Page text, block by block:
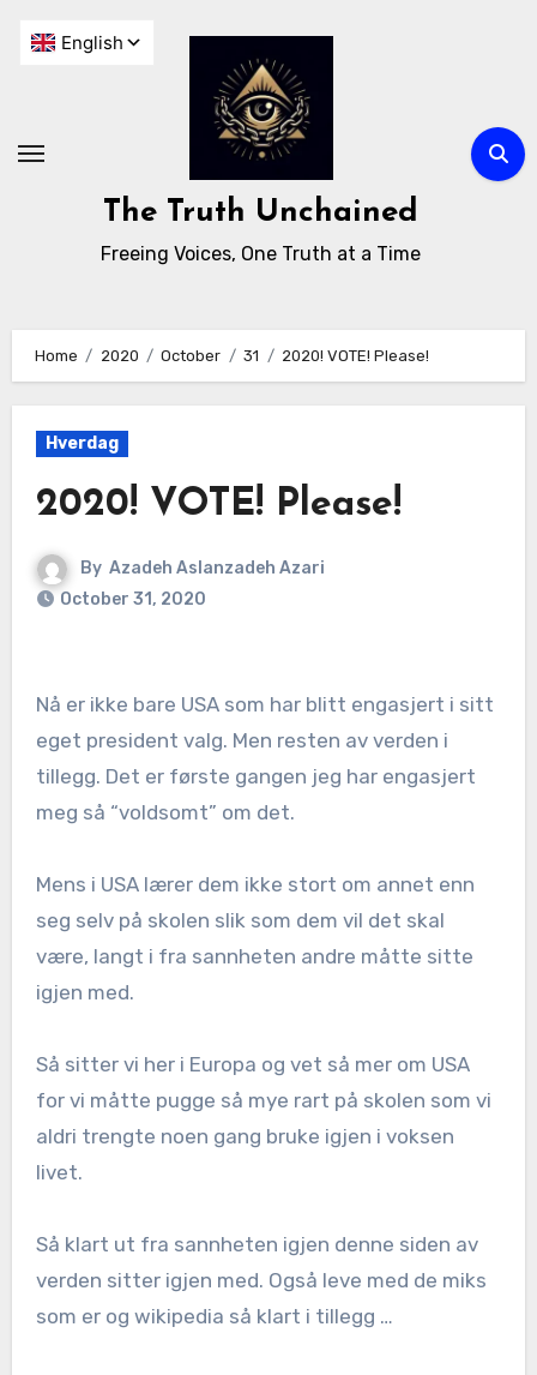
The Truth Unchained
Freeing Voices, One Truth at a Time
Home 2020 October 31 2020! VOTE! Please!
Hverdag
2020! VOTE! Please!
By Azadeh Aslanzadeh Azari
October 31, 2020
Nå er ikke bare USA som har blitt engasjert i sitt
eget president valg. Men resten av verden i
tillegg. Det er første gangen jeg har engasjert
meg så “voldsomt” om det.
Mens i USA lærer dem ikke stort om annet enn
seg selv på skolen slik som dem vil det skal
være, langt i fra sannheten andre måtte sitte
igjen med.
Så sitter vi her i Europa og vet så mer om USA
for vi måtte pugge så mye rart på skolen som vi
aldri trengte noen gang bruke igjen i voksen
livet.
Så klart ut fra sannheten igjen denne siden av
verden sitter igjen med. Også leve med de miks
som er og wikipedia så klart i tillegg …